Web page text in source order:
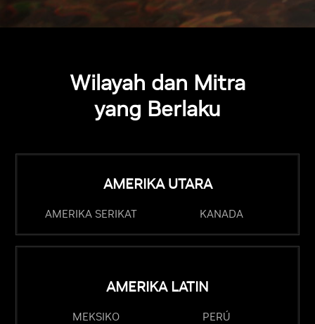
Wilayah dan Mitra
yang Berlaku
AMERIKA UTARA
AMERIKA SERIKAT KANADA
AMERIKA LATIN
MEKSIKO
PERÚ